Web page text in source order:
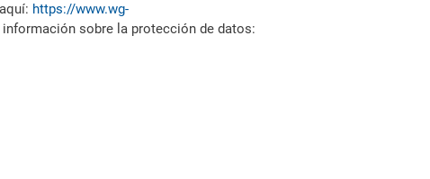
https://www.wg-
sobre la protección de datos: